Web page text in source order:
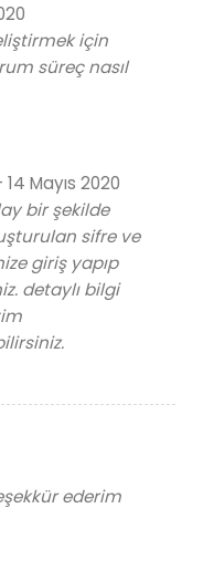
için
süreç nasıl
14 Mayıs 2020
bir şekilde
sifre ve
giriş yapıp
detaylı bilgi
ederim